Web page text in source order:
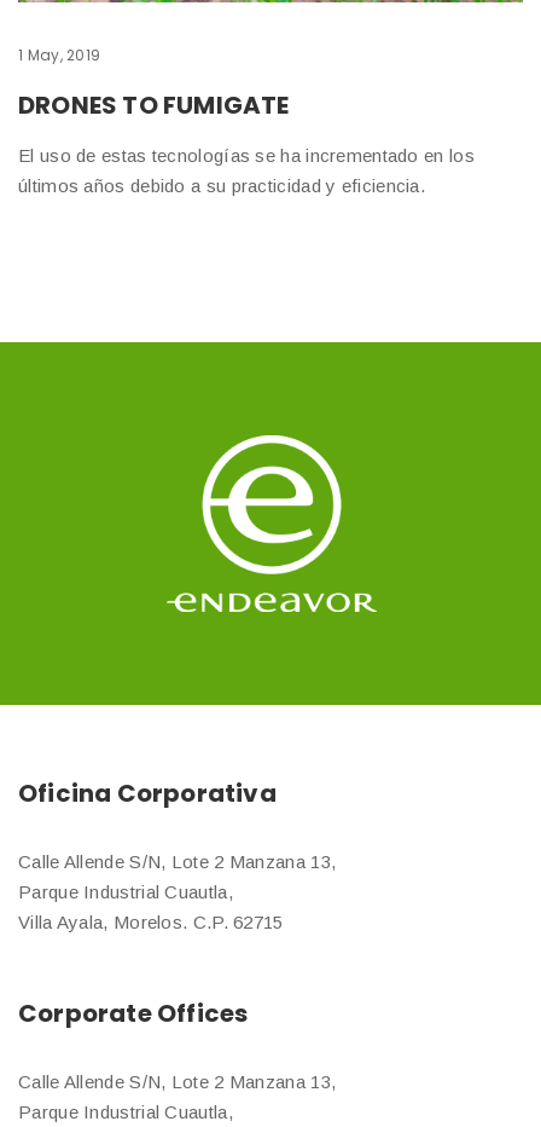
1 May, 2019
DRONES TO FUMIGATE
El uso de estas tecnologías se ha incrementado en los
últimos años debido a su practicidad y eficiencia.
Oficina Corporativa
Calle Allende S/N, Lote 2 Manzana 13,
Parque Industrial Cuautla,
Villa Ayala, Morelos. C.P. 62715
Corporate Offices
Calle Allende S/N, Lote 2 Manzana 13,
Parque Industrial Cuautla,